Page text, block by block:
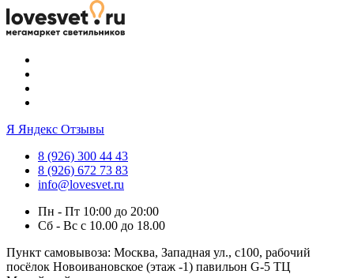
Я Яндекс Отзывы
8 (926) 300 44 43
8 (926) 672 73 83
info@lovesvet.ru
Пн - Пт 10:00 до 20:00
Сб - Вс с 10.00 до 18.00
Пункт самовывоза: Москва, Западная ул., с100, рабочий
посёлок Новоивановское (этаж -1) павильон G-5 ТЦ